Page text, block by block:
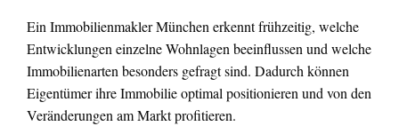
Ein Immobilienmakler München erkennt frühzeitig, welche
Entwicklungen einzelne Wohnlagen beeinflussen und welche
Immobilienarten besonders gefragt sind. Dadurch können
Eigentümer ihre Immobilie optimal positionieren und von den
Veränderungen am Markt profitieren.